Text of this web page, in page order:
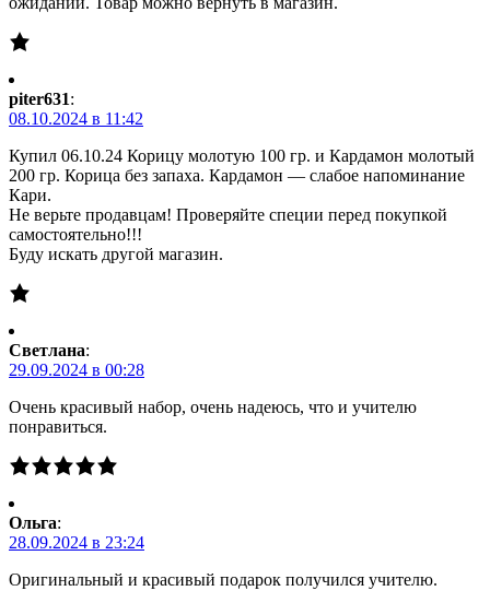
piter631:
08.10.2024 в 11:42
Купил 06.10.24 Корицу молотую 100 гр. и Кардамон молотый
200 гр. Корица без запаха. Кардамон — слабое напоминание
Кари.
Не верьте продавцам! Проверяйте специи перед покупкой
самостоятельно!!!
Буду искать другой магазин.
Светлана:
29.09.2024 в 00:28
Очень красивый набор, очень надеюсь, что и учителю
понравиться.
Ольга:
28.09.2024 в 23:24
Оригинальный и красивый подарок получился учителю.